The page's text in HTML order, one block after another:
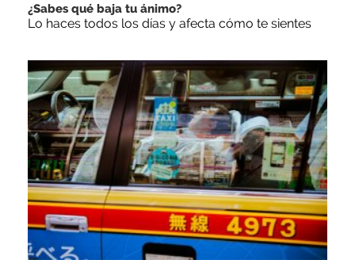
¿Sabes qué baja tu ánimo?
Lo haces todos los días y afecta cómo te sientes